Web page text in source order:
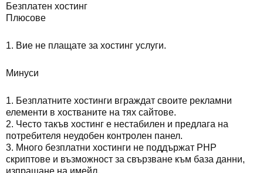
Безплатен хостинг
Плюсове
1. Вие не плащате за хостинг услуги.
Минуси
1. Безплатните хостинги вграждат своите рекламни
елементи в хостваните на тях сайтове.
2. Често такъв хостинг е нестабилен и предлага на
потребителя неудобен контролен панел.
3. Много безплатни хостинги не поддържат PHP
скриптове и възможност за свързване към база данни,